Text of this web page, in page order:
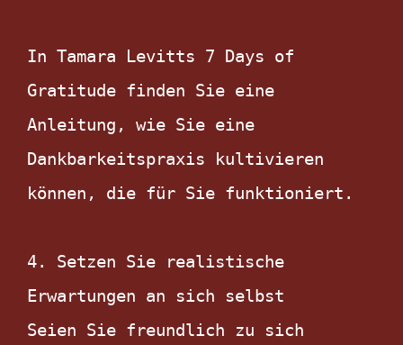
In Tamara Levitts 7 Days of
Gratitude finden Sie eine
Anleitung, wie Sie eine
Dankbarkeitspraxis kultivieren
können, die für Sie funktioniert.
4. Setzen Sie realistische
Erwartungen an sich selbst
Seien Sie freundlich zu sich